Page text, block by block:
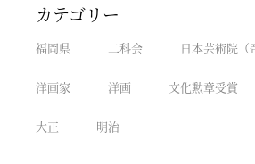
カテゴリー
福岡県 二科会 日本芸術院（
洋画家 洋画 文化勲章受賞
大正 明治